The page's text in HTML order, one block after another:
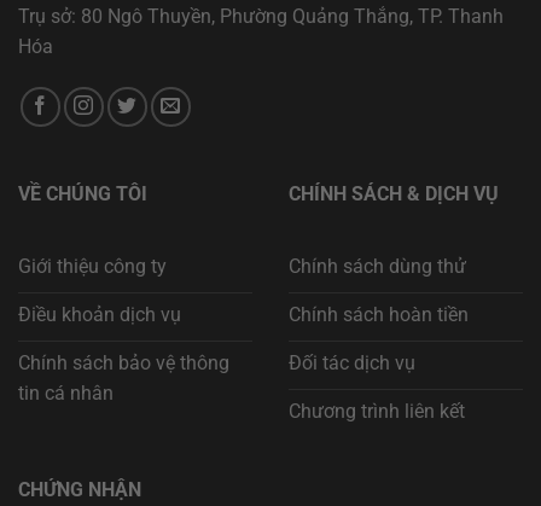
Trụ sở: 80 Ngô Thuyền, Phường Quảng Thắng, TP. Thanh
Hóa
VỀ CHÚNG TÔI
Giới thiệu công ty
Điều khoản dịch vụ
Chính sách bảo vệ thông
tin cá nhân
CHÍNH SÁCH & DỊCH VỤ
Chính sách dùng thử
Chính sách hoàn tiền
Đối tác dịch vụ
Chương trình liên kết
CHỨNG NHẬN